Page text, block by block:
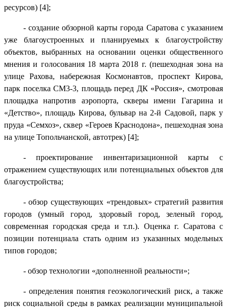
ресурсов) [4];
- создание обзорной карты города Саратова с указанием
уже благоустроенных и планируемых к благоустройству
объектов, выбранных на основании оценки общественного
мнения и голосования 18 марта 2018 г. (пешеходная зона на
улице Рахова, набережная Космонавтов, проспект Кирова,
парк поселка СМ3-3, площадь перед ДК «Россия», смотровая
площадка напротив аэропорта, скверы имени Гагарина и
«Детство», площадь Кирова, бульвар на 2-й Садовой, парк у
пруда «Семхоз», сквер «Героев Краснодона», пешеходная зона
на улице Топольчанской, автотрек) [4];
- проектирование инвентаризационной карты с
отражением существующих или потенциальных объектов для
благоустройства;
- обзор существующих «трендовых» стратегий развития
городов (умный город, здоровый город, зеленый город,
современная городская среда и т.п.). Оценка г. Саратова с
позиции потенциала стать одним из указанных модельных
типов городов;
- обзор технологии «дополненной реальности»;
- определения понятия геоэкологический риск, а также
риск социальной среды в рамках реализации муниципальной